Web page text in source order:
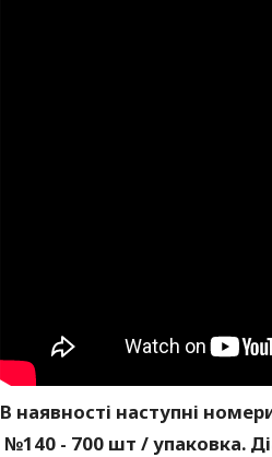
В наявності наступні
№140 - 700 шт / упаковка.